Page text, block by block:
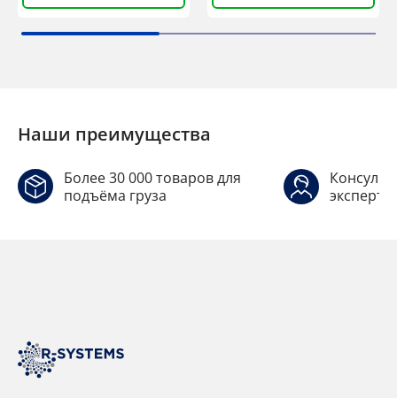
Наши преимущества
Более 30 000 товаров для
подъёма груза